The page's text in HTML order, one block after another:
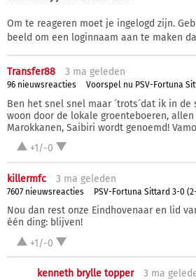
Om te reageren moet je ingelogd zijn.
beeld om een loginnaam aan te maken
Transfer88 3 ma geleden
96 nieuwsreacties Voorspel nu PSV-Fortuna
Ben het snel snel maar ´trots´dat ik in
woon door de lokale groenteboeren,
Marokkanen, Saibiri wordt genoemd!
+1/-0
killermfc 3 ma geleden
7607 nieuwsreacties PSV-Fortuna Sittard 3-0
Nou dan rest onze Eindhovenaar en lid
één ding: blijven!
+1/-0
kenneth brylle topper 3 ma